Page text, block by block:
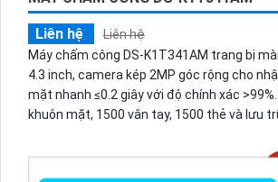
Liên hệ
Liên hệ
Máy chấm công DS-K1T341AM trang bị
4.3 inch, camera kép 2MP góc rộng cho
mặt nhanh ≤0.2 giây với độ chính xác
khuôn mặt, 1500 vân tay, 1500 thẻ và lưu
chế độ chấm công và mở cửa qua ứng